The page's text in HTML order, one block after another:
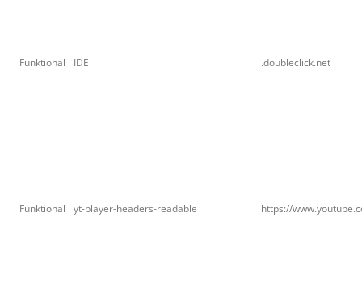
Funktional IDE .doubleclick.net
Funktional yt-player-headers-readable https://